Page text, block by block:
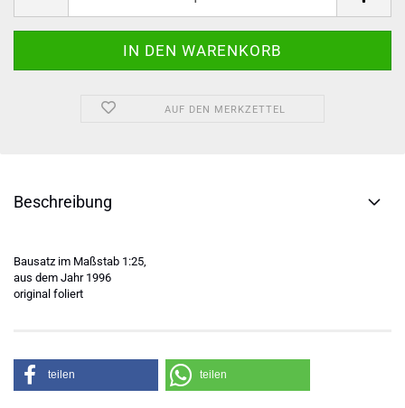
AUF DEN MERKZETTEL
Beschreibung
Bausatz im Maßstab 1:25,
aus dem Jahr 1996
original foliert
teilen teilen